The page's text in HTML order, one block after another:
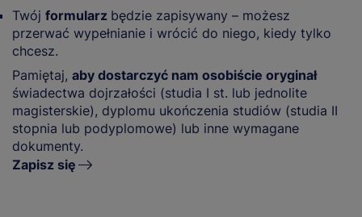
Twój formularz będzie zapisywany – możesz
przerwać wypełnianie i wrócić do niego, kiedy tylko
chcesz.
Pamiętaj, aby dostarczyć nam osobiście oryginał
świadectwa dojrzałości (studia I st. lub jednolite
magisterskie), dyplomu ukończenia studiów (studia II
stopnia lub podyplomowe) lub inne wymagane
dokumenty.
Zapisz się